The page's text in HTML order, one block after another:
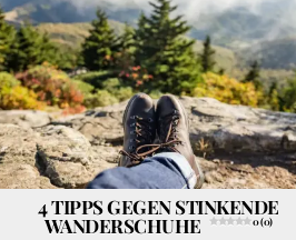
4 TIPPS GEGEN STINKENDE
WANDERSCHUHE 0 (0)